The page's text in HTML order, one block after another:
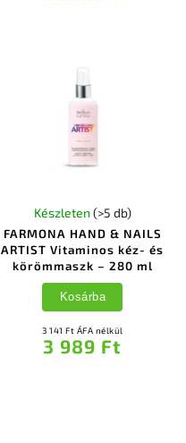
FARMONA HAND & NAILS
ARTIST Vitaminos kéz- és
körömmaszk – 280 ml
Készleten (>5 db)
3 141 Ft ÁFA nélkül
3 989 Ft
Kosárba